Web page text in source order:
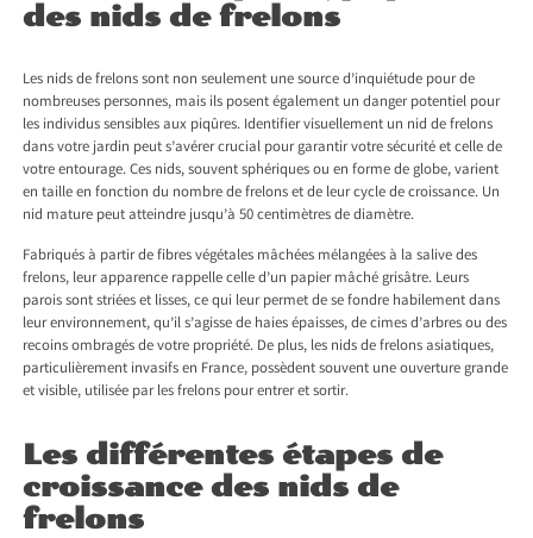
des nids de frelons
Les nids de frelons sont non seulement une source d’inquiétude pour de
nombreuses personnes, mais ils posent également un danger potentiel pour
les individus sensibles aux piqûres. Identifier visuellement un nid de frelons
dans votre jardin peut s’avérer crucial pour garantir votre sécurité et celle de
votre entourage. Ces nids, souvent sphériques ou en forme de globe, varient
en taille en fonction du nombre de frelons et de leur cycle de croissance. Un
nid mature peut atteindre jusqu’à 50 centimètres de diamètre.
Fabriqués à partir de fibres végétales mâchées mélangées à la salive des
frelons, leur apparence rappelle celle d’un papier mâché grisâtre. Leurs
parois sont striées et lisses, ce qui leur permet de se fondre habilement dans
leur environnement, qu’il s’agisse de haies épaisses, de cimes d’arbres ou des
recoins ombragés de votre propriété. De plus, les nids de frelons asiatiques,
particulièrement invasifs en France, possèdent souvent une ouverture grande
et visible, utilisée par les frelons pour entrer et sortir.
Les différentes étapes de
croissance des nids de
frelons